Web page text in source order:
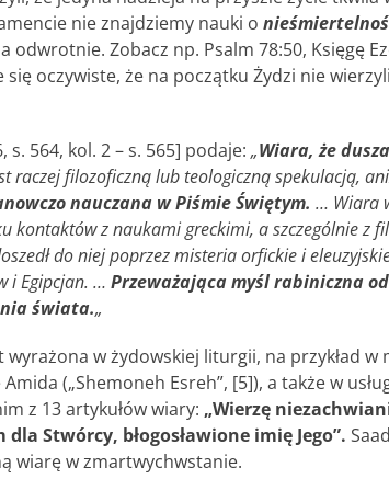
nie znajdziemy nauki o
Zobacz np. Psalm 78:50, Księgę
się oczywiste, że na początku Żydzi nie
s. 564, kol. 2 – s. 565] podaje: „Wiara, że
raczej filozoficzną lub teologiczną spekulacją,
nauczana w Piśmie Świętym. … Wiara
kontaktów z naukami greckimi, a szczególnie z
do niej poprzez misteria orfickie i
i Egipcjan. … Przeważająca myśl rabiniczna
świata.„
w żydowskiej liturgii, na przykład
(„Shemoneh Esreh”, [5]), a także w
z 13 artykułów wiary: „Wierzę
Stwórcy, błogosławione imię Jego”.
wiarę w zmartwychwstanie.